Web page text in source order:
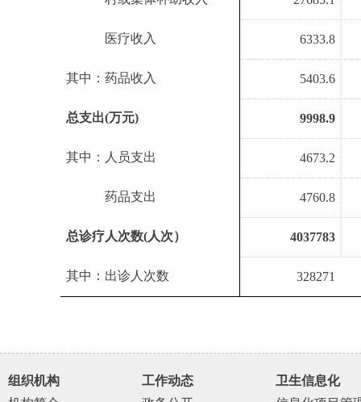
医疗收入 6333.8
其中：药品收入 5403.6
总支出(万元) 9998.9
其中：人员支出 4673.2
药品支出 4760.8
总诊疗人次数(人次） 4037783
其中：出诊人次数 328271
组织机构
工作动态
卫生信息化